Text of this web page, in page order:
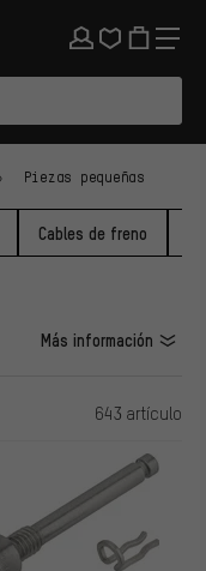
Piezas pequeñas
Cables de freno
Más información
643 artículo